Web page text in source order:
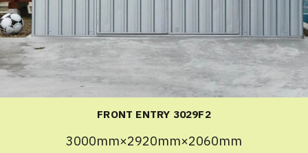
FRONT ENTRY 3029F2
3000mm×2920mm×2060mm